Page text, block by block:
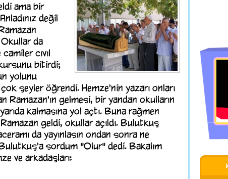
ama bir
değil
da
cıvıl
bitirdi;
yolunu
şeyler öğrendi. Hemze'nin yazarı onları
Ramazan'ın gelmesi, bir yandan okulların
kalmasına yol açtı. Buna rağmen
geldi, okullar açıldı. Bulutkuş
da yayınlasın ondan sonra ne
sordum "Olur" dedi. Bakalım
ve arkadaşları: